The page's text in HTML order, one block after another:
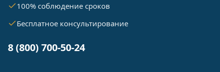
100% соблюдение сроков
Бесплатное консультирование
8 (800) 700-50-24